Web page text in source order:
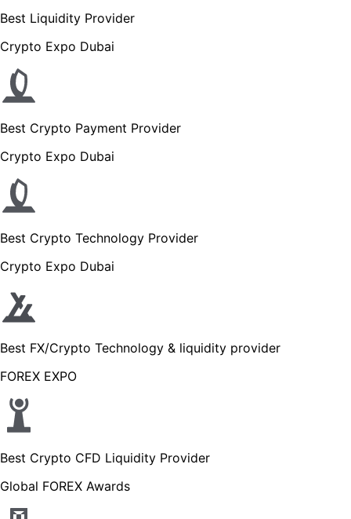
Best Liquidity Provider
Crypto Expo Dubai
Best Crypto Payment Provider
Crypto Expo Dubai
Best Crypto Technology Provider
Crypto Expo Dubai
Best FX/Crypto Technology & liquidity provider
FOREX EXPO
Best Crypto CFD Liquidity Provider
Global FOREX Awards